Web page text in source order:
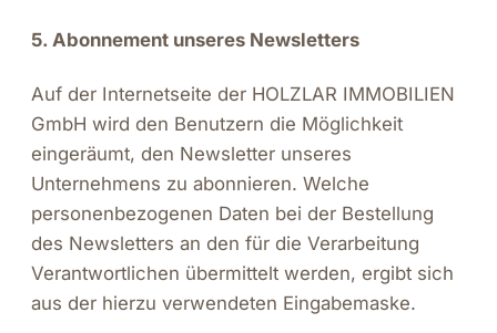
5. Abonnement unseres Newsletters
Auf der Internetseite der HOLZLAR IMMOBILIEN
GmbH wird den Benutzern die Möglichkeit
eingeräumt, den Newsletter unseres
Unternehmens zu abonnieren. Welche
personenbezogenen Daten bei der Bestellung
des Newsletters an den für die Verarbeitung
Verantwortlichen übermittelt werden, ergibt sich
aus der hierzu verwendeten Eingabemaske.